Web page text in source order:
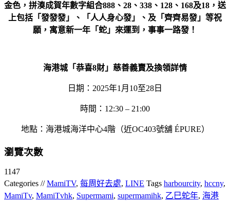
金色，拼湊成賀年數字組合888 、 28 、 338 、 128 、 168及18 ，送
上包括「發發發」、「人人身心發」、及「齊齊易發」等祝
願，寓意新一年「蛇」來運到，事事一路發！
海港城「恭喜8財」慈善義賣及換領詳情
日期：2025年1月10至28日
時間：12:30 – 21:00
地點：海港城海洋中心4階（近OC403號舖 ÉPURE）
瀏覽次數
1147
Categories //MamiTV, 每周好去處, LINE Tags harbourcity, hccny,
MamiTv, MamiTvhk, Supermami, supermamihk, 乙巳蛇年, 海港